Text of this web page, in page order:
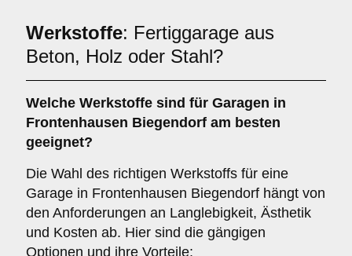
Werkstoffe: Fertiggarage aus
Beton, Holz oder Stahl?
Welche Werkstoffe sind für Garagen in
Frontenhausen Biegendorf am besten
geeignet?
Die Wahl des richtigen Werkstoffs für eine
Garage in Frontenhausen Biegendorf hängt von
den Anforderungen an Langlebigkeit, Ästhetik
und Kosten ab. Hier sind die gängigen
Optionen und ihre Vorteile: